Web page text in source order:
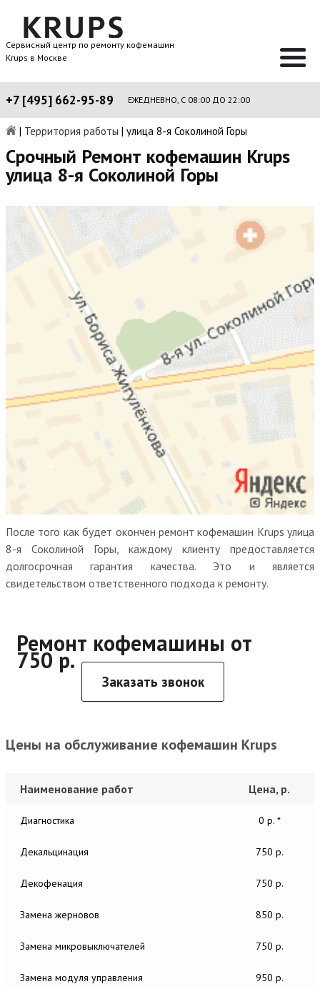
Сервисный центр по ремонту кофемашин
Krups в Москве
+7 [495] 662-95-89 ЕЖЕДНЕВНО, С 08:00 ДО 22:00
| Территория работы | улица 8-я Соколиной Горы
Срочный Ремонт кофемашин Krups
улица 8-я Соколиной Горы
После того как будет окончен ремонт кофемашин Krups улица
8-я Соколиной Горы, каждому клиенту предоставляется
долгосрочная гарантия качества. Это и является
свидетельством ответственного подхода к ремонту.
Ремонт кофемашины от
750 р.
Заказать звонок
Цены на обслуживание кофемашин Krups
Наименование работ Цена, р.
Диагностика 0 р. *
Декальцинация 750 р.
Декофенация 750 р.
Замена жерновов 850 р.
Замена микровыключателей 750 р.
Замена модуля управления 950 р.